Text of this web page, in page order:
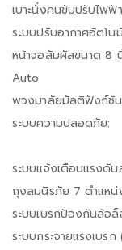
เบาะนั่งคนขับปรับไฟ
ระบบปรับอากาศอัตโน
หน้าจอสัมผัสขนาด 8
Auto
พวงมาลัยมัลติฟังก์ชัน
ระบบความปลอดภัย:
ระบบแจ้งเตือนแรงดั
ถุงลมนิรภัย 7 ตำแหน่
ระบบเบรกป้องกันล้อล็
ระบบกระจายแรงเบรก